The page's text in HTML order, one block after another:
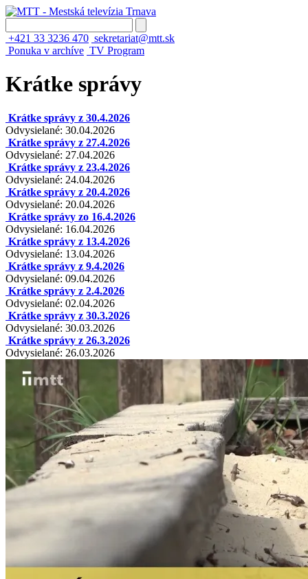
+421 33 3236 470 sekretariat@mtt.sk
Ponuka v archíve TV Program
Krátke správy
Krátke správy z 30.4.2026
Odvysielané: 30.04.2026
Krátke správy z 27.4.2026
Odvysielané: 27.04.2026
Krátke správy z 23.4.2026
Odvysielané: 24.04.2026
Krátke správy z 20.4.2026
Odvysielané: 20.04.2026
Krátke správy zo 16.4.2026
Odvysielané: 16.04.2026
Krátke správy z 13.4.2026
Odvysielané: 13.04.2026
Krátke správy z 9.4.2026
Odvysielané: 09.04.2026
Krátke správy z 2.4.2026
Odvysielané: 02.04.2026
Krátke správy z 30.3.2026
Odvysielané: 30.03.2026
Krátke správy z 26.3.2026
Odvysielané: 26.03.2026